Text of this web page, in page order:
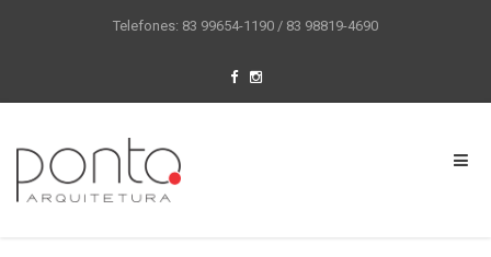
Telefones: 83 99654-1190 / 83 98819-4690